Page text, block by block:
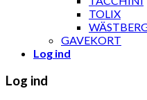
TOLIX
GAVEKORT
Log ind
Log ind